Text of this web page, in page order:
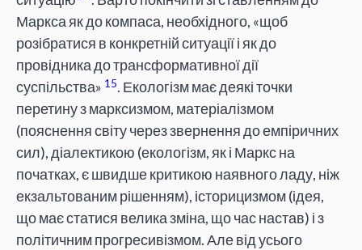
Маркса як до компаса, необхідного, «щоб
розібратися в конкретній ситуації і як до
провідника до трансформативної дії
суспільства» 15. Екологізм має деякі точки
перетину з марксизмом, матеріалізмом
(пояснення світу через звернення до емпіричних
сил), діалектикою (екологізм, як і Маркс на
початках, є швидше критикою наявного ладу, ніж
екзальтованим рішенням), історицизмом (ідея,
що має статися велика зміна, що час настав) і з
політичним прогресивізмом. Але від усього